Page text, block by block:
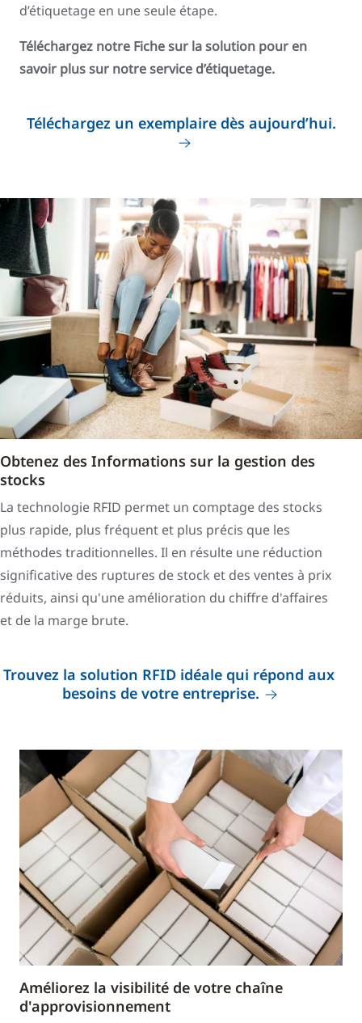
d’étiquetage en une seule étape.
Téléchargez notre Fiche sur la solution pour en
savoir plus sur notre service d’étiquetage.
Téléchargez un exemplaire dès aujourd’hui.
Obtenez des Informations sur la gestion des
stocks
La technologie RFID permet un comptage des stocks
plus rapide, plus fréquent et plus précis que les
méthodes traditionnelles. Il en résulte une réduction
significative des ruptures de stock et des ventes à prix
réduits, ainsi qu'une amélioration du chiffre d'affaires
et de la marge brute.
Trouvez la solution RFID idéale qui répond aux
besoins de votre entreprise.
Améliorez la visibilité de votre chaîne
d'approvisionnement